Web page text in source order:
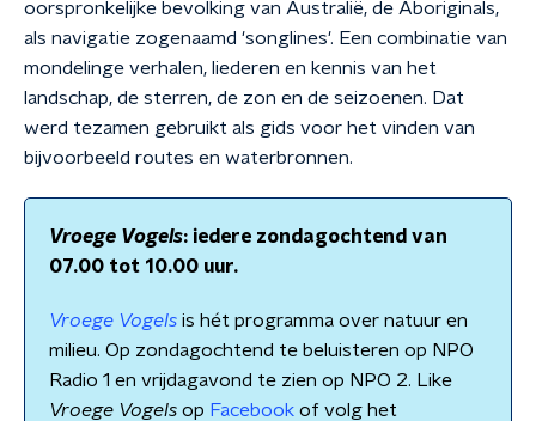
oorspronkelijke bevolking van Australië, de Aboriginals,
als navigatie zogenaamd 'songlines'. Een combinatie van
mondelinge verhalen, liederen en kennis van het
landschap, de sterren, de zon en de seizoenen. Dat
werd tezamen gebruikt als gids voor het vinden van
bijvoorbeeld routes en waterbronnen.
Vroege Vogels: iedere zondagochtend van
07.00 tot 10.00 uur.
Vroege Vogels is hét programma over natuur en
milieu. Op zondagochtend te beluisteren op NPO
Radio 1 en vrijdagavond te zien op NPO 2. Like
Vroege Vogels op Facebook of volg het